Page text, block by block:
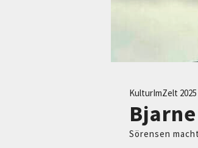
KulturImZelt 2025
Sörensen